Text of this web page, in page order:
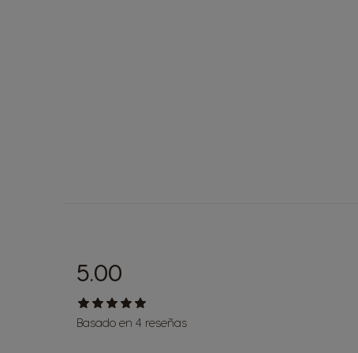
5.00
Basado en 4 reseñas